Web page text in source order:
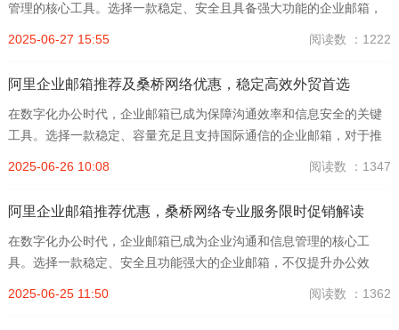
管理的核心工具。选择一款稳定、安全且具备强大功能的企业邮箱，
2025-06-27 15:55 阅读数 ：1222
阿里企业邮箱推荐及桑桥网络优惠，稳定高效外贸首选
在数字化办公时代，企业邮箱已成为保障沟通效率和信息安全的关键
工具。选择一款稳定、容量充足且支持国际通信的企业邮箱，对于推
2025-06-26 10:08 阅读数 ：1347
阿里企业邮箱推荐优惠，桑桥网络专业服务限时促销解读
在数字化办公时代，企业邮箱已成为企业沟通和信息管理的核心工
具。选择一款稳定、安全且功能强大的企业邮箱，不仅提升办公效
2025-06-25 11:50 阅读数 ：1362